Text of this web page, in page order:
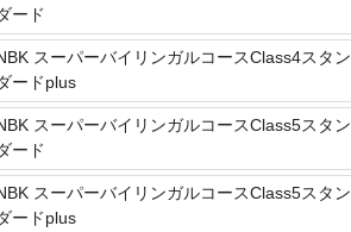
ード
スーパーバイリンガルコースClass4スタン
ードplus
スーパーバイリンガルコースClass5スタン
ード
スーパーバイリンガルコースClass5スタン
ードplus